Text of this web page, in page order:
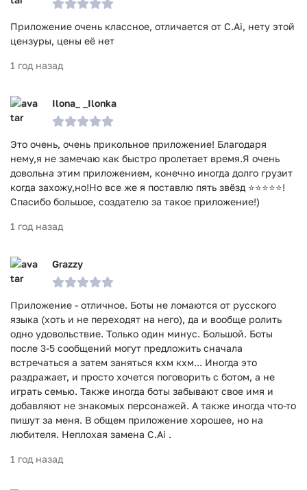
Приложение очень классное, отличается от C.Ai, нету этой
цензуры, цены её нет
1 год назад
Ilona_ _Ilonka
Это очень, очень прикольное приложение! Благодаря
нему,я не замечаю как быстро пролетает время.Я очень
довольна этим приложением, конечно иногда долго грузит
когда захожу,но!Но все же я поставлю пять звёзд ⭐⭐⭐⭐⭐!
Спасибо большое, создателю за такое приложение!)
1 год назад
Grazzy
Приложение - отличное. Боты не ломаются от русского
языка (хоть и не переходят на него), да и вообще ролить
одно удовольствие. Только один минус. Большой. Боты
после 3-5 сообщений могут предложить сначала
встречаться а затем заняться кхм кхм... Иногда это
раздражает, и просто хочется поговорить с ботом, а не
играть семью. Также иногда боты забывают свое имя и
добавляют не знакомых персонажей. А также иногда что-то
пишут за меня. В общем приложение хорошее, но на
любителя. Неплохая замена C.Ai .
1 год назад